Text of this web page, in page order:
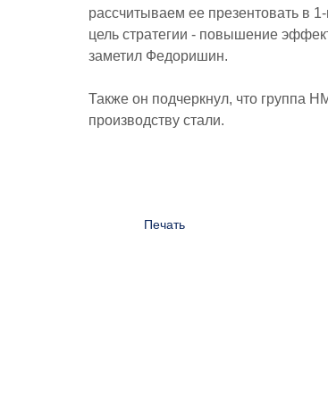
рассчитываем ее презентовать в
цель стратегии - повышение
заметил Федоришин.
Также он подчеркнул, что группа
производству стали.
Печать